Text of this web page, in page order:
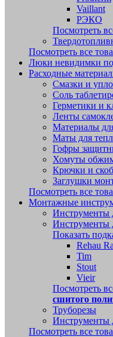
Vaillant
РЭКО
Посмотреть
Посмотреть все
Люки невидимки
Расходные
Смазки и
Соль
Герметики и
Ленты
Материалы
Маты для
Гофры
Хомуты
Крючки и
Заглушки
Посмотреть все
Монтажные
Инструменты
Инструменты
Показать
Rehau
Tim
Stout
Vieir
Посмотреть
сшитого
Труборезы
Инструменты
Посмотреть все